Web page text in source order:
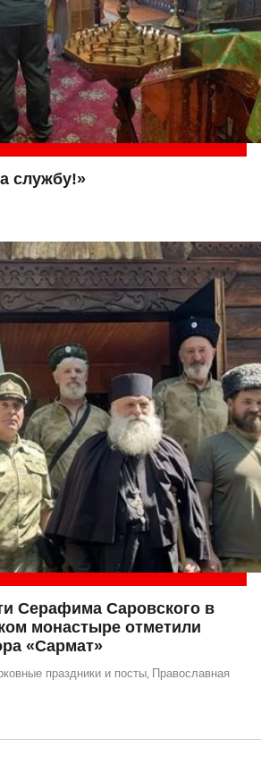
службу!»
Серафима Саровского в
монастыре отметили
«Сармат»
праздники и посты Православная